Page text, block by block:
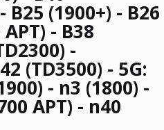
(1900+) - B26
- B38
-
(TD3500) - 5G:
- n3 (1800) -
APT) - n40